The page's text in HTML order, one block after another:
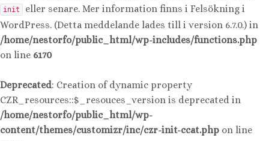
init eller senare. Mer information finns i Felsökning i
WordPress. (Detta meddelande lades till i version 6.7.0.) in
/home/nestorfo/public_html/wp-includes/functions.php
on line 6170
Deprecated: Creation of dynamic property
CZR_resources::$_resouces_version is deprecated in
/home/nestorfo/public_html/wp-
content/themes/customizr/inc/czr-init-ccat.php on line